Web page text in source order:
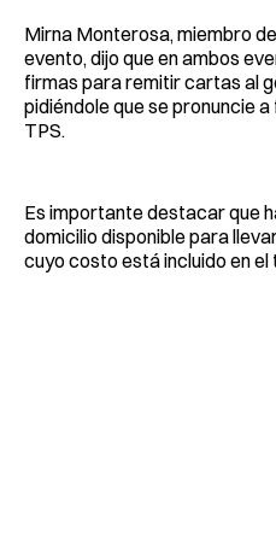
Mirna Monterosa, miembro
evento, dijo que en ambos
firmas para remitir cartas al
pidiéndole que se pronuncie
TPS.
Es importante destacar que
domicilio disponible para
cuyo costo está incluido en